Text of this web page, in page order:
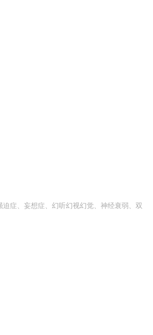
症、妄想症、幻听幻视幻觉、神经衰弱、双